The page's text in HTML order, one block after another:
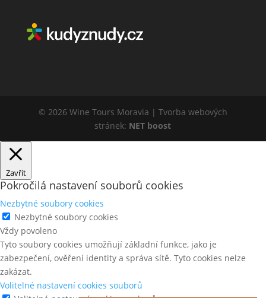
© 2026 Wine Tours Moravia | Tvorba webových
stránek: NET boost
Zavřít
Pokročilá nastavení souborů cookies
Nezbytné soubory cookies
Nezbytné soubory cookies
Vždy povoleno
Tyto soubory cookies umožňují základní funkce, jako je
zabezpečení, ověření identity a správa sítě. Tyto cookies nelze
zakázat.
Volitelné nastavení cookies souborů